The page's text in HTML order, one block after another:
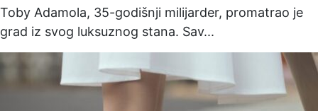
Toby Adamola, 35-godišnji milijarder, promatrao je
grad iz svog luksuznog stana. Sav...